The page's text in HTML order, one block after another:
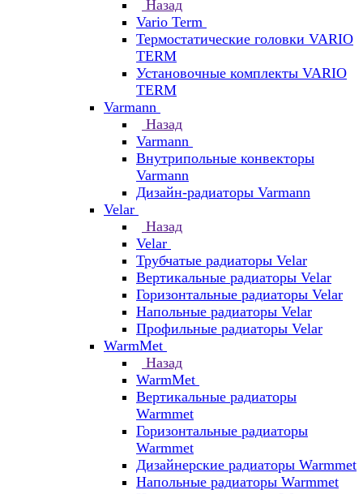
Назад
Vario Term
Термостатические головки VARIO
TERM
Установочные комплекты VARIO
TERM
Varmann
Назад
Varmann
Внутрипольные конвекторы
Varmann
Дизайн-радиаторы Varmann
Velar
Назад
Velar
Трубчатые радиаторы Velar
Вертикальные радиаторы Velar
Горизонтальные радиаторы Velar
Напольные радиаторы Velar
Профильные радиаторы Velar
WarmMet
Назад
WarmMet
Вертикальные радиаторы
Warmmet
Горизонтальные радиаторы
Warmmet
Дизайнерские радиаторы Warmmet
Напольные радиаторы Warmmet